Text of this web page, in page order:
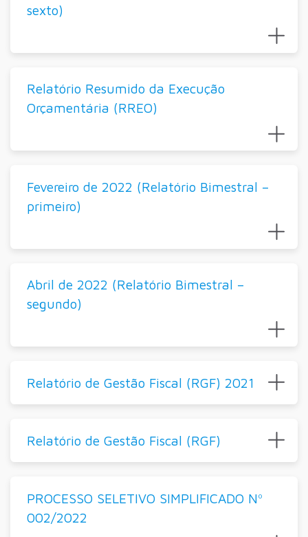
sexto)
Relatório Resumido da Execução
Orçamentária (RREO)
Fevereiro de 2022 (Relatório Bimestral –
primeiro)
Abril de 2022 (Relatório Bimestral –
segundo)
Relatório de Gestão Fiscal (RGF) 2021
Relatório de Gestão Fiscal (RGF)
PROCESSO SELETIVO SIMPLIFICADO Nº
002/2022